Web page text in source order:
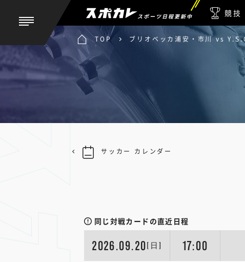
スポーツ日程更新中 競技
TOP ブリオベッカ浦安・市川 vs
同じ対戦カードの直近日程
2026.09.20 [日] 17:00
サッカー カレンダー